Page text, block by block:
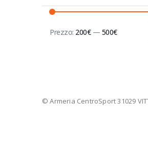
Prezzo: 200€— 500€
© Armeria CentroSport 31029